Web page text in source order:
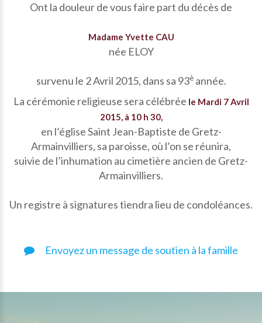
Ont la douleur de vous faire part du décès de
Madame Yvette CAU
née ELOY
survenu le 2 Avril 2015, dans sa 93èannée.
La cérémonie religieuse sera célébrée le Mardi 7 Avril
2015, à 10 h 30,
en l’église Saint Jean-Baptiste de Gretz-
Armainvilliers, sa paroisse, où l’on se réunira,
suivie de l’inhumation au cimetière ancien de Gretz-
Armainvilliers.
Un registre à signatures tiendra lieu de condoléances.
Envoyez un message de soutien à la famille